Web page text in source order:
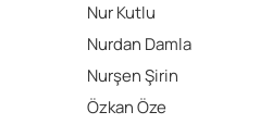
Nur Kutlu
Nurdan Damla
Nurşen Şirin
Özkan Öze